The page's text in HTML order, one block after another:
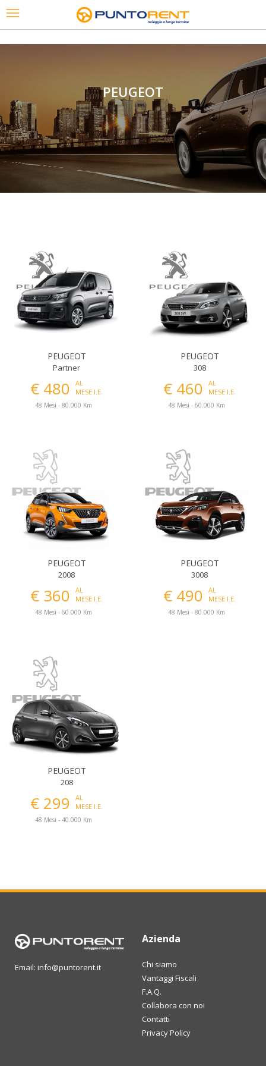
PEUGEOT
PEUGEOT
Partner
€ 480
AL
MESE I.E.
48 Mesi - 80.000 Km
PEUGEOT
308
€ 460
AL
MESE I.E.
48 Mesi - 60.000 Km
PEUGEOT
2008
€ 360
AL
MESE I.E.
48 Mesi - 60.000 Km
PEUGEOT
3008
€ 490
AL
MESE I.E.
48 Mesi - 80.000 Km
PEUGEOT
208
€ 299
AL
MESE I.E.
48 Mesi - 40.000 Km
Email: info@puntorent.it
Azienda
Chi siamo
Vantaggi Fiscali
F.A.Q.
Collabora con noi
Contatti
Privacy Policy